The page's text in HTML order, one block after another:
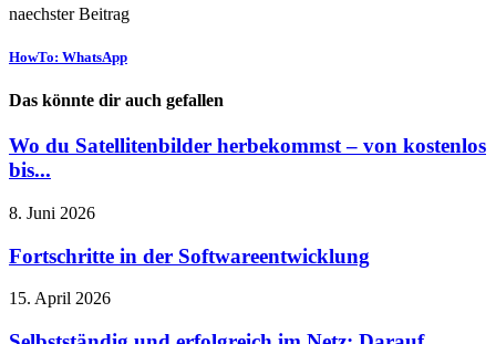
naechster Beitrag
HowTo: WhatsApp
Das könnte dir auch gefallen
Wo du Satellitenbilder herbekommst – von kostenlos
bis...
8. Juni 2026
Fortschritte in der Softwareentwicklung
15. April 2026